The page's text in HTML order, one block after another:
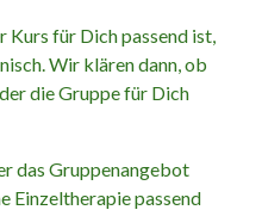
Kurs für Dich passend ist,
Wir klären dann, ob
die Gruppe für Dich
das Gruppenangebot
Einzeltherapie passend